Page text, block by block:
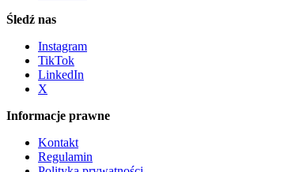
Śledź nas
Instagram
TikTok
LinkedIn
X
Informacje prawne
Kontakt
Regulamin